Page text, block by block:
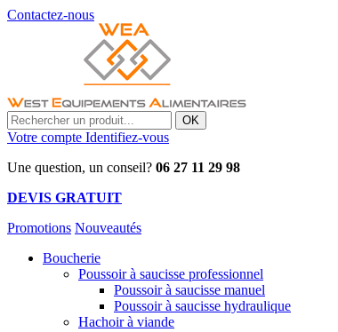
Contactez-nous
OK
Votre compte Identifiez-vous
Une question, un conseil? 06 27 11 29 98
DEVIS GRATUIT
Promotions Nouveautés
Boucherie
Poussoir à saucisse professionnel
Poussoir à saucisse manuel
Poussoir à saucisse hydraulique
Hachoir à viande